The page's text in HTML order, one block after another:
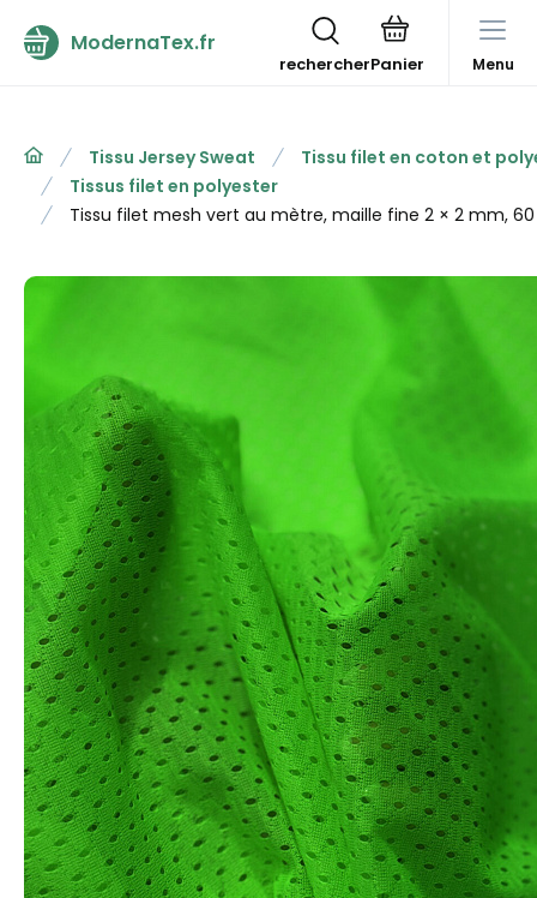
ModernaTex.fr
rechercher Menu
Tissu Jersey Sweat
Tissu filet en coton et
Tissus filet en polyester
Tissu filet mesh vert au mètre, maille fine 2 × 2 mm,